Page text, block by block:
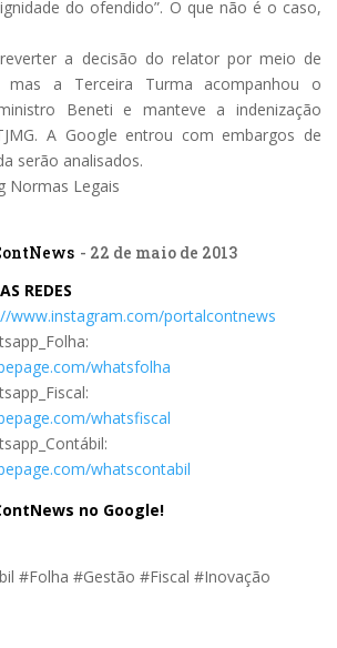
do ofendido”. O que não é o caso,
a decisão do relator por meio de
mas a Terceira Turma acompanhou o
Beneti e manteve a indenização
A Google entrou com embargos de
serão analisados.
Normas Legais
- 22 de maio de 2013
REDES
www.instagram.com/portalcontnews
whatsfolha
whatsfiscal
whatscontabil
no Google!
#Folha #Gestão #Fiscal #Inovação